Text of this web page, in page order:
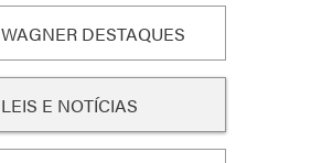
WAGNER DESTAQUES
LEIS E NOTÍCIAS